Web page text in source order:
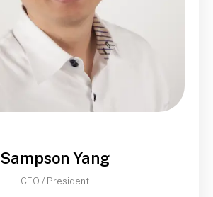
Sampson Yang
CEO / President